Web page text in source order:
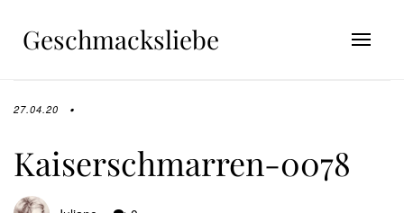
Geschmacksliebe
27.04.20
Kaiserschmarren-0078